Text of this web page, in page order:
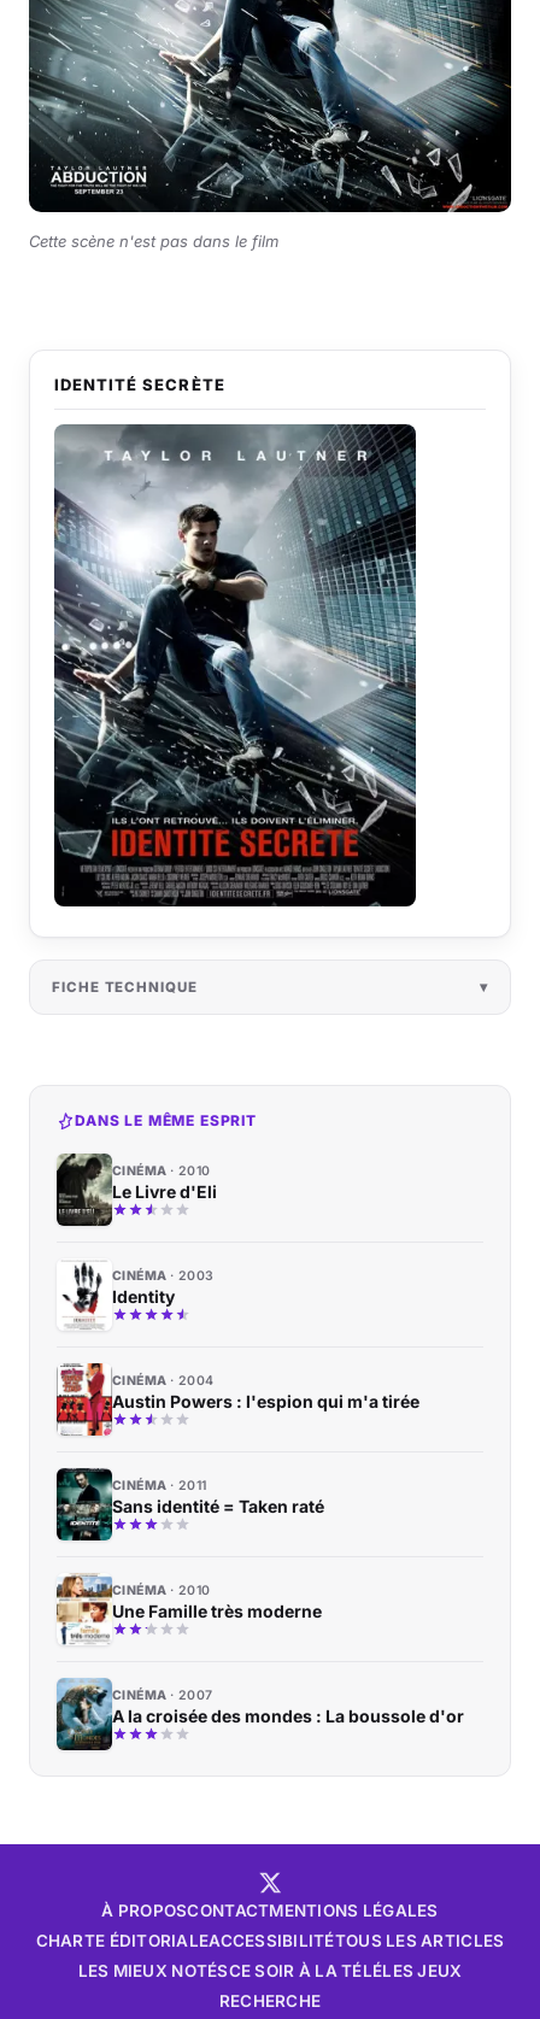
Cette scène n'est pas dans le film
IDENTITÉ SECRÈTE
FICHE TECHNIQUE
DANS LE MÊME ESPRIT
CINÉMA 2010
Le Livre d'Eli
CINÉMA 2003
Identity
CINÉMA 2004
Austin Powers : l'espion qui m'a tirée
CINÉMA 2011
Sans identité = Taken raté
CINÉMA 2010
Une Famille très moderne
CINÉMA 2007
A la croisée des mondes : La boussole d'or
À PROPOSCONTACTMENTIONS LÉGALES
CHARTE ÉDITORIALEACCESSIBILITÉTOUS LES ARTICLES
LES MIEUX NOTÉSCE SOIR À LA TÉLÉLES JEUX
RECHERCHE